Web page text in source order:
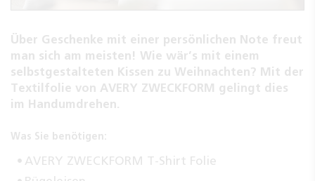
Über Geschenke mit einer persönlichen Note freut
man sich am meisten! Wie wär’s mit einem
selbstgestalteten Kissen zu Weihnachten? Mit der
Textilfolie von AVERY ZWECKFORM gelingt dies
im Handumdrehen.
Was Sie benötigen:
AVERY ZWECKFORM T-Shirt Folie